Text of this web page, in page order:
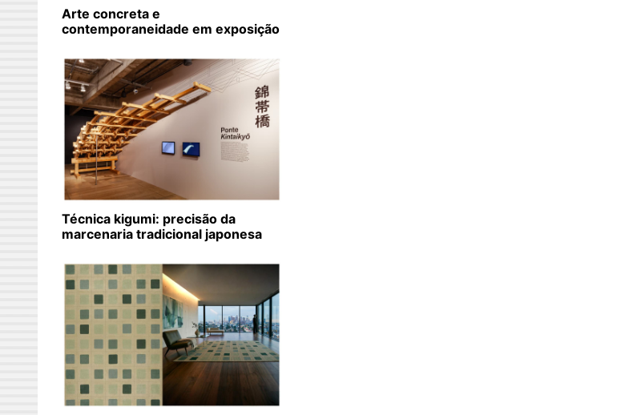
Arte concreta e
contemporaneidade em exposição
Técnica kigumi: precisão da
marcenaria tradicional japonesa